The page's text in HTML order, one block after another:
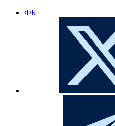
ФБ